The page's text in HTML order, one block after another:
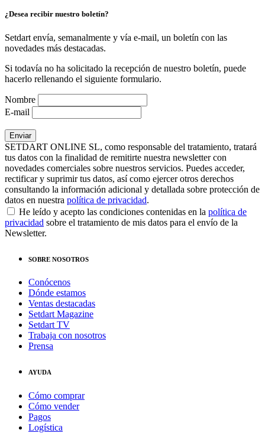
¿Desea recibir nuestro boletín?
Setdart envía, semanalmente y vía e-mail, un boletín con las
novedades más destacadas.
Si todavía no ha solicitado la recepción de nuestro boletín, puede
hacerlo rellenando el siguiente formulario.
Nombre
E-mail
SETDART ONLINE SL, como responsable del tratamiento, tratará
tus datos con la finalidad de remitirte nuestra newsletter con
novedades comerciales sobre nuestros servicios. Puedes acceder,
rectificar y suprimir tus datos, así como ejercer otros derechos
consultando la información adicional y detallada sobre protección de
datos en nuestra política de privacidad.
He leído y acepto las condiciones contenidas en la política de
privacidad sobre el tratamiento de mis datos para el envío de la
Newsletter.
SOBRE NOSOTROS
Conócenos
Dónde estamos
Ventas destacadas
Setdart Magazine
Setdart TV
Trabaja con nosotros
Prensa
AYUDA
Cómo comprar
Cómo vender
Pagos
Logística